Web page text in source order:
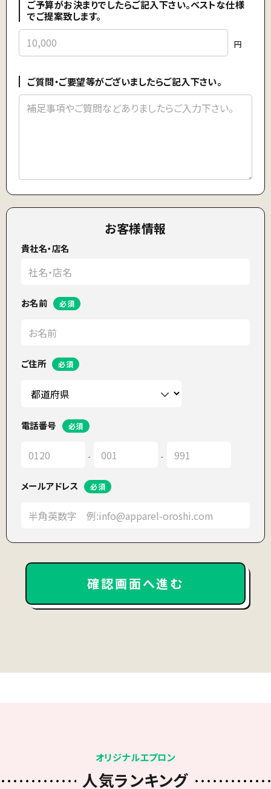
ご予算がお決まりでしたらご記入下さい。ベストな仕様
でご提案致します。
円
ご質問・ご要望等がございましたらご記入下さい。
お客様情報
貴社名・店名
お名前
ご住所
電話番号
- -
メールアドレス
オリジナルエプロン
人気ランキング